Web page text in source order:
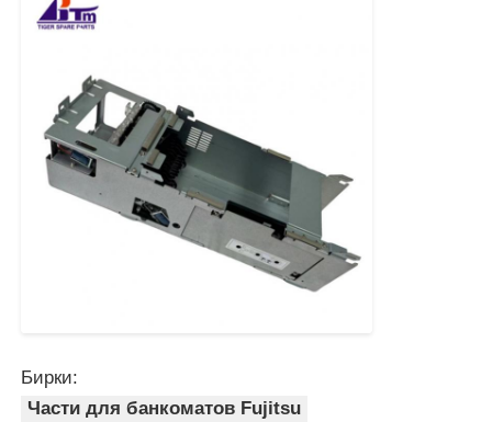
Бирки:
Части для банкоматов Fujitsu